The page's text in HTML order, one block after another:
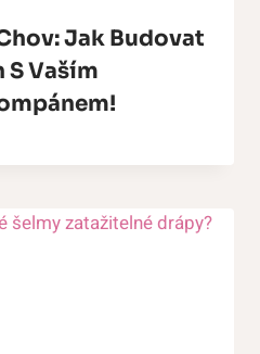
Jak Budovat
S Vaším